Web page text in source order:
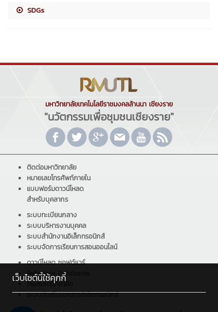
SDGs
มหาวิทยาลัยเทคโนโลยีราชมงคลล้านนา เชียงราย
"นวัตกรรมเพื่อชุมชนเชียงราย"
ติดต่อมหาวิทยาลัย
หมายเลขโทรศัพท์ภายใน
แบบฟอร์มดาวน์โหลด
สำหรับบุคลากร
ระบบทะเบียนกลาง
ระบบบริหารงานบุคคล
ระบบสำนักงานอิเล็กทรอนิกส์
ระบบจัดการเรียนการสอนออนไลน์
ดาวน์โหลด ซอฟต์แวร์
Reference Databases
อีเมลมหาวิทยาลัย
ระบบจัดเก็บเอกสารอิเล็กทรอนิกส์
เว็บไซต์นี้ใช้คุกกี้